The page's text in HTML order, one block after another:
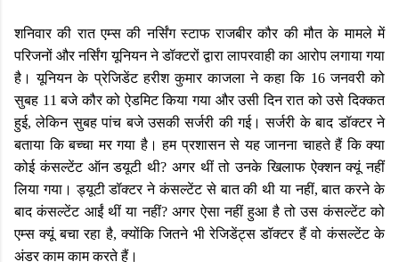
शनिवार की रात एम्स की नर्सिंग स्टाफ राजबीर कौर की मौत के मामले में
परिजनों और नर्सिंग यूनियन ने डॉक्टरों द्वारा लापरवाही का आरोप लगाया गया
है। यूनियन के प्रेजिडेंट हरीश कुमार काजला ने कहा कि 16 जनवरी को
सुबह 11 बजे कौर को ऐडमिट किया गया और उसी दिन रात को उसे दिक्कत
हुई, लेकिन सुबह पांच बजे उसकी सर्जरी की गई। सर्जरी के बाद डॉक्टर ने
बताया कि बच्चा मर गया है। हम प्रशासन से यह जानना चाहते हैं कि क्या
कोई कंसल्टेंट ऑन डयूटी थी? अगर थीं तो उनके खिलाफ ऐक्शन क्यूं नहीं
लिया गया। ड्यूटी डॉक्टर ने कंसल्टेंट से बात की थी या नहीं, बात करने के
बाद कंसल्टेंट आईं थीं या नहीं? अगर ऐसा नहीं हुआ है तो उस कंसल्टेंट को
एम्स क्यूं बचा रहा है, क्योंकि जितने भी रेजिडेंट्स डॉक्टर हैं वो कंसल्टेंट के
अंडर काम काम करते हैं।